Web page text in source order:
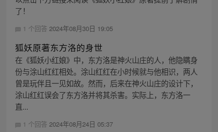
了！
1 个回答 2024年08月30日 19:05
狐妖原著东方洛的身世
在《狐妖小红娘》中，东方洛是神火山庄的人，他隐瞒身
份与涂山红红相处。涂山红红在小时候就与他相识，两人
曾是玩伴且一见如故。然而，后来在神火山庄的设计下，
涂山红红误会了东方洛并将其杀害。实际上，东方洛一
直...
1 个回答 2024年08月24日 05:37